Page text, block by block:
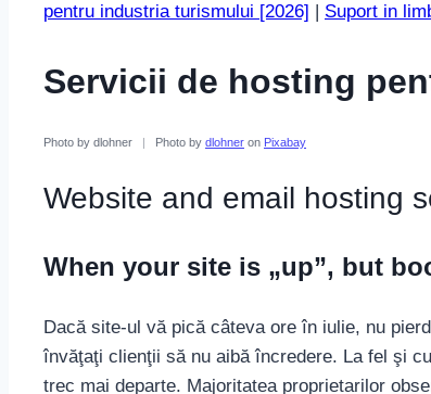
pentru industria turismului [2026]
Suport in
Servicii de hosting
Photo by dlohner Photo by dlohner on Pixabay
Website and email hosting
When your site is „up”, but
Dacă site-ul vă pică câteva ore în iulie, nu
învăţaţi clienţii să nu aibă încredere. La fel şi
trec mai departe. Majoritatea proprietarilor